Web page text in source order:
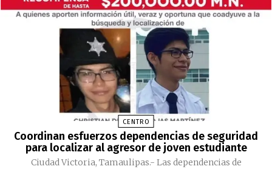
CENTRO
Coordinan esfuerzos dependencias de seguridad
para localizar al agresor de joven estudiante
Ciudad Victoria, Tamaulipas.- Las dependencias de